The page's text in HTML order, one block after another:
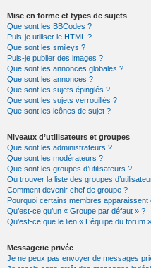
Mise en forme et types de sujets
Que sont les BBCodes ?
Puis-je utiliser le HTML ?
Que sont les smileys ?
Puis-je publier des images ?
Que sont les annonces globales ?
Que sont les annonces ?
Que sont les sujets épinglés ?
Que sont les sujets verrouillés ?
Que sont les icônes de sujet ?
Niveaux d’utilisateurs et groupes
Que sont les administrateurs ?
Que sont les modérateurs ?
Que sont les groupes d’utilisateurs ?
Où trouver la liste des groupes
Comment devenir chef de groupe ?
Pourquoi certains membres
Qu’est-ce qu’un « Groupe par défaut » ?
Qu’est-ce que le lien « L’équipe du forum
Messagerie privée
Je ne peux pas envoyer de messages